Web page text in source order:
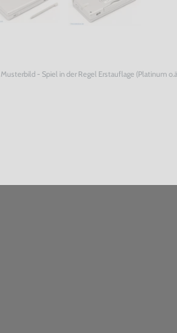
Musterbild - Spiel in der Regel Erstauflage (Platinum